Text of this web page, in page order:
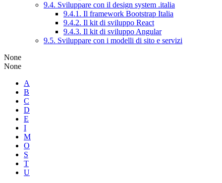
9.4. Sviluppare con il design system .italia
9.4.1. Il framework Bootstrap Italia
9.4.2. Il kit di sviluppo React
9.4.3. Il kit di sviluppo Angular
9.5. Sviluppare con i modelli di sito e servizi
None
None
A
B
C
D
E
I
M
O
S
T
U